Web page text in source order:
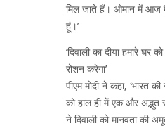
मिल जाते हैं। ओमान में आज
हूं।’
‘दिवाली का दीया हमारे घर
रोशन करेगा’
पीएम मोदी ने कहा, ‘भारत
को हाल ही में एक और अद्भुत
ने दिवाली को मानवता की